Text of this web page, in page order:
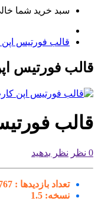
سبد خرید شما
قالب فورتیس اپن کارت
فورتیس اپن
فورتیس
نظر بدهید
تعداد بازدیدها : 5767
نسخه: 1.5